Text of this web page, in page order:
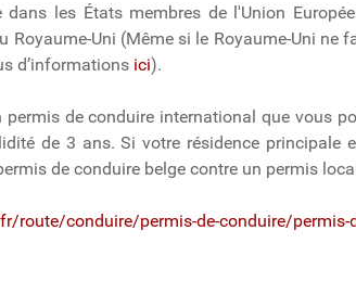
les États membres de l'Union
Royaume-Uni (Même si le Royaume-Uni ne
d’informations ici).
permis de conduire international que vous
de 3 ans. Si votre résidence principale
de conduire belge contre un permis
route/conduire/permis-de-conduire/permis-